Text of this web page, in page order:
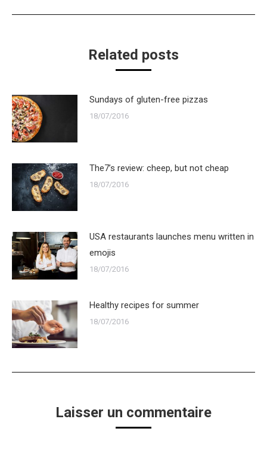
Related posts
Sundays of gluten-free pizzas
18/07/2016
The7’s review: cheep, but not cheap
18/07/2016
USA restaurants launches menu written in
emojis
18/07/2016
Healthy recipes for summer
18/07/2016
Laisser un commentaire